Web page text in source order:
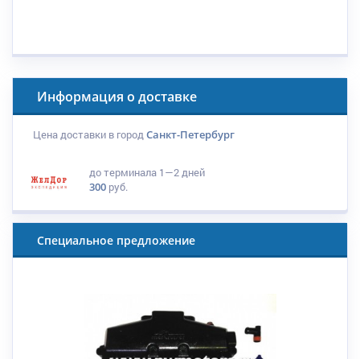
Информация о доставке
Цена доставки в городСанкт-Петербург
до терминала 1—2 дней
300 руб.
Специальное предложение